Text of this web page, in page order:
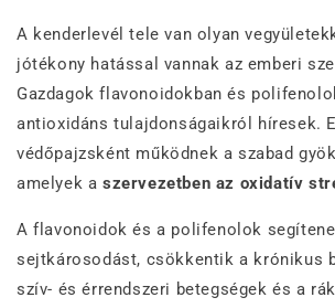
A kenderlevél tele van olyan
jótékony hatással vannak az emberi
Gazdagok flavonoidokban és
antioxidáns tulajdonságaikról híresek.
védőpajzsként működnek a szabad
amelyek a szervezetben az oxidatív
A flavonoidok és a polifenolok
sejtkárosodást, csökkentik a krónikus
szív- és érrendszeri betegségek és a